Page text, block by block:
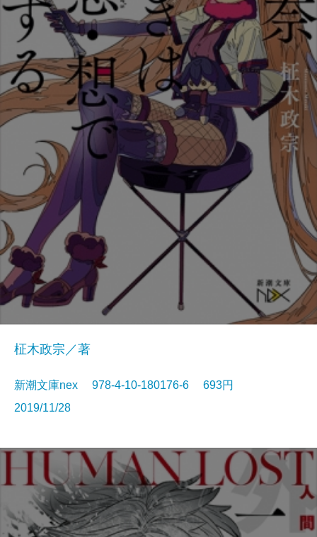
柾木政宗／著
新潮文庫nex 978-4-10-180176-6 693円
2019/11/28